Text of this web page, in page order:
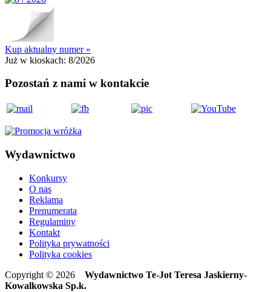
Kup aktualny numer »
Już w kioskach: 8/2026
Pozostań z nami w kontakcie
Wydawnictwo
Konkursy
O nas
Reklama
Prenumerata
Regulaminy
Kontakt
Polityka prywatności
Polityka cookies
Copyright © 2026 Wydawnictwo Te-Jot Teresa Jaskierny-
Kowalkowska Sp.k.